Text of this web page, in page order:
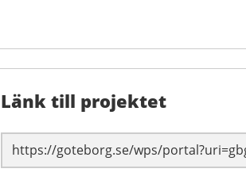
Länk till projektet